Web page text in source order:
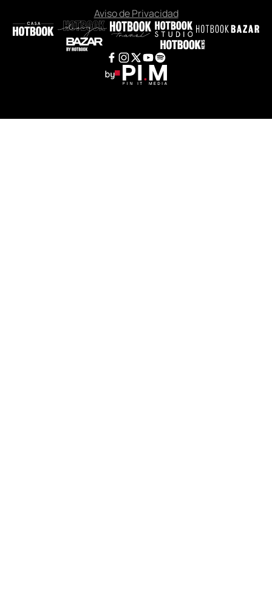
ISSUES
Aviso de Privacidad